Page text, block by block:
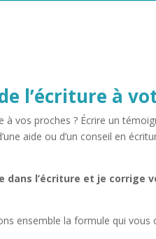
l’écriture à
vos proches ? Écrire un
aide ou d’un conseil en
dans l’écriture et je
ensemble la formule qui vous